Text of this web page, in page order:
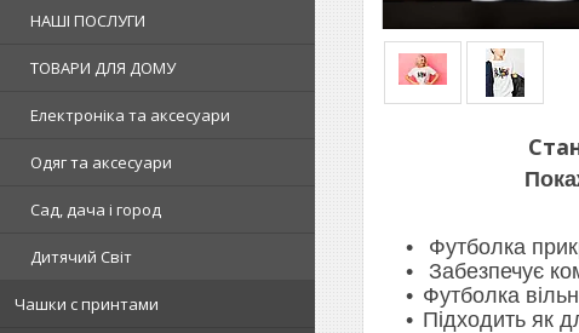
НАШІ ПОСЛУГИ
ТОВАРИ ДЛЯ ДОМУ
Електроніка та аксесуари
Одяг та аксесуари
Сад, дача і город
Дитячий Світ
Чашки с принтами
Футболка
Забезпечує
Футболка
Підходить як